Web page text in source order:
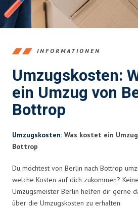
INFORMATIONEN
Umzugskosten:
ein Umzug von
Bottrop
Umzugskosten: Was kostet ein
Bottrop
Du möchtest von Berlin nach Bottrop
welche Kosten auf dich zukommen?
Umzugsmeister Berlin helfen dir gerne
über die Umzugskosten zu erhalten.